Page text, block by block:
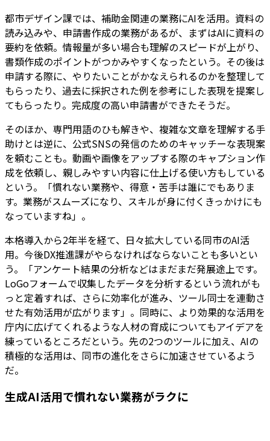
都市デザイン課では、補助金関連の業務にAIを活用。資料の
読み込みや、申請書作成の業務があるが、まずはAIに資料の
要約を依頼。情報量が多い場合も理解のスピードが上がり、
書類作成のポイントがつかみやすくなったという。その後は
申請する際に、やりたいことがかなえられるのかを整理して
もらったり、過去に採択された例を参考にした表現を提案し
てもらったり。完成度の高い申請書ができたそうだ。
そのほか、専門用語のひも解きや、複雑な文章を理解する手
助けとは逆に、公式SNSの発信のためのキャッチーな表現案
を頼むことも。動画や画像をアップする際のキャプション作
成を依頼し、親しみやすい内容に仕上げる使い方もしている
という。「慣れない業務や、得意・苦手は誰にでもありま
す。業務がスムーズになり、スキルが身に付くきっかけにも
なっていますね」。
本格導入から2年半を経て、日々拡大している同市のAI活
用。今後DX推進課がやらなければならないことも多いとい
う。「アンケート結果の分析などはまだまだ発展途上です。
LoGoフォームで収集したデータを分析するという流れがも
っと定着すれば、さらに効率化が進み、ツール同士を連動さ
せた有効活用が広がります」。同時に、より効果的な活用を
庁内に広げてくれるような人材の育成についてもアイデアを
練っているところだという。先の2つのツールに加え、AIの
積極的な活用は、同市の進化をさらに加速させているよう
だ。
生成AI活用で慣れない業務がラクに